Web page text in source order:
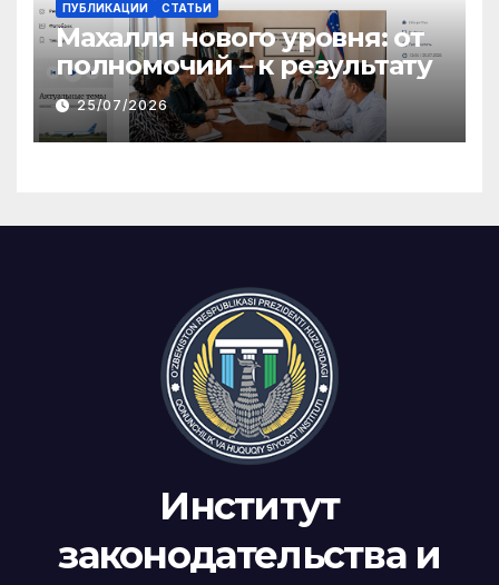
ПУБЛИКАЦИИ СТАТЬИ
Махалля нового уровня: от
полномочий – к результату
25/07/2026
Институт
законодательства и